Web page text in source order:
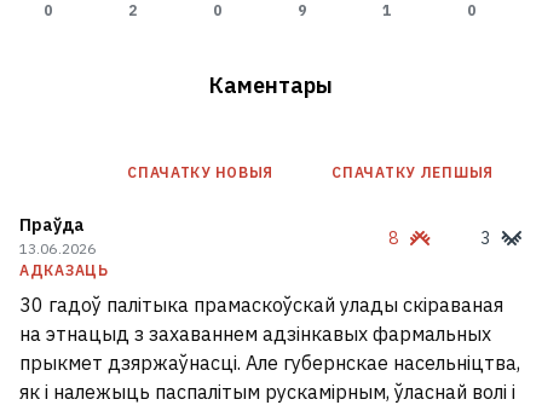
0 2 0 9 1 0
Каментары
СПАЧАТКУ НОВЫЯ СПАЧАТКУ ЛЕПШЫЯ
Праўда
13.06.2026
АДКАЗАЦЬ
8 3
30 гадоў палітыка прамаскоўскай улады скіраваная
на этнацыд з захаваннем адзінкавых фармальных
прыкмет дзяржаўнасці. Але губернскае насельніцтва,
як і належыць паспалітым рускамірным, ўласнай волі і
«Галоўнае не забываць
але і сябе самога». Як украінскі
электрастымулятарамі. І што ў яго